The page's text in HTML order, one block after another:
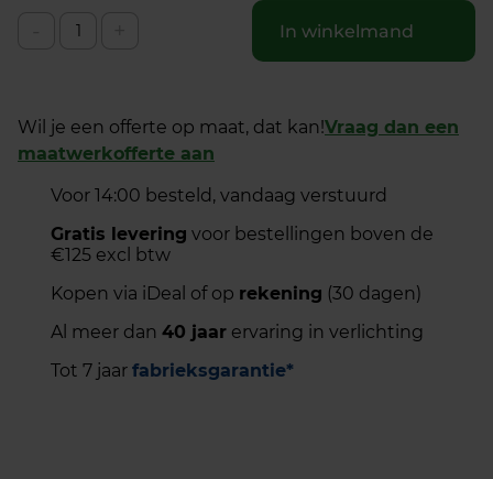
In winkelmand
Wil je een offerte op maat, dat kan!Vraag dan een
maatwerkofferte aan
Voor 14:00 besteld, vandaag verstuurd
Gratis levering voor bestellingen boven de
€125 excl btw
Kopen via iDeal of op rekening (30 dagen)
Al meer dan 40 jaar ervaring in verlichting
Tot 7 jaar fabrieksgarantie*